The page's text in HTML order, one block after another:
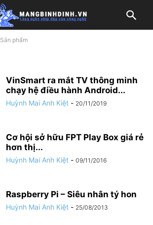
Sản phẩm
VinSmart ra mắt TV thông minh
chạy hệ điều hành Android...
Huỳnh Mai Anh Kiệt - 20/11/2019
Cơ hội sở hữu FPT Play Box giá rẻ
hơn thị...
Huỳnh Mai Anh Kiệt - 09/11/2016
Raspberry Pi – Siêu nhân tý hon
Huỳnh Mai Anh Kiệt - 25/08/2013